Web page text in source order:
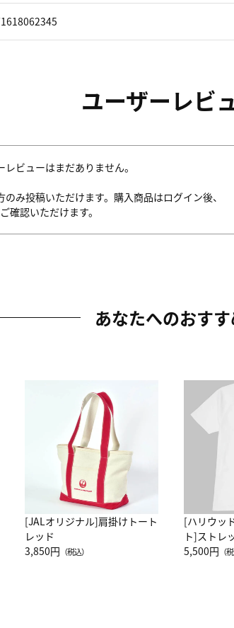
ユーザーレビ
ビューはまだありません。
み投稿いただけます。購入商品はログイン後、
確認いただけます。
あなたへのおす
[JALオリジナル]肩掛けトート
レッド
3,850円 （税込）
[ハリウッ
ト]ストレ
ーネック別
5,500円 （